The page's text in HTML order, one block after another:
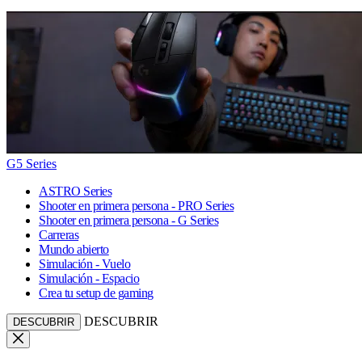
G5 Series
ASTRO Series
Shooter en primera persona - PRO Series
Shooter en primera persona - G Series
Carreras
Mundo abierto
Simulación - Vuelo
Simulación - Espacio
Crea tu setup de gaming
DESCUBRIR DESCUBRIR